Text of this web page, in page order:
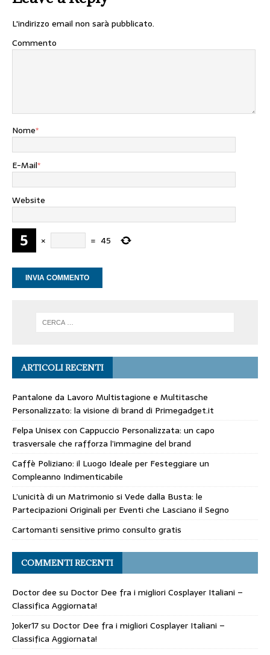
L'indirizzo email non sarà pubblicato.
Commento
Nome*
E-Mail*
Website
× = 45
ARTICOLI RECENTI
Pantalone da Lavoro Multistagione e Multitasche
Personalizzato: la visione di brand di Primegadget.it
Felpa Unisex con Cappuccio Personalizzata: un capo
trasversale che rafforza l’immagine del brand
Caffè Poliziano: il Luogo Ideale per Festeggiare un
Compleanno Indimenticabile
L’unicità di un Matrimonio si Vede dalla Busta: le
Partecipazioni Originali per Eventi che Lasciano il Segno
Cartomanti sensitive primo consulto gratis
COMMENTI RECENTI
Doctor dee su Doctor Dee fra i migliori Cosplayer Italiani –
Classifica Aggiornata!
Joker17su Doctor Dee fra i migliori Cosplayer Italiani –
Classifica Aggiornata!